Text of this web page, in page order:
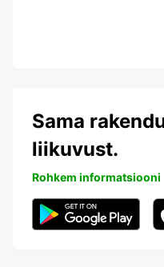
Sama
liikuvust.
Rohkem informatsiooni